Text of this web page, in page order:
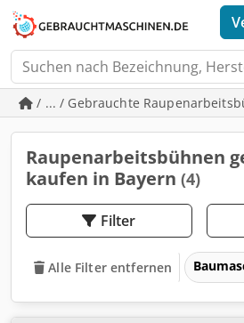
/ ... / Gebrauchte
Raupenarbeitsbühnen
kaufen in Bayern (4)
Filter
Alle Filter entfernen